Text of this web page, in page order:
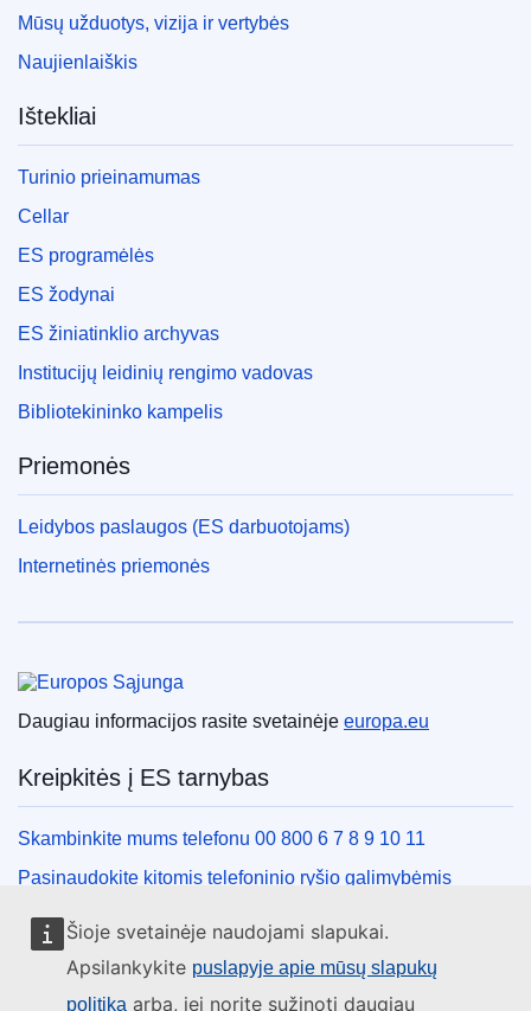
Šioje svetainėje naudojami slapukai.
Apsilankykite puslapyje apie mūsų slapukų
politiką arba, jei norite sužinoti daugiau
Mūsų užduotys, vizija ir vertybės
Naujienlaiškis
Ištekliai
Turinio prieinamumas
Cellar
ES programėlės
ES žodynai
ES žiniatinklio archyvas
Institucijų leidinių rengimo vadovas
Bibliotekininko kampelis
Priemonės
Leidybos paslaugos (ES darbuotojams)
Internetinės priemonės
Europos Sąjunga
Daugiau informacijos rasite svetainėje europa.eu
Kreipkitės į ES tarnybas
Skambinkite mums telefonu 00 800 6 7 8 9 10 11
Pasinaudokite kitomis telefoninio ryšio galimybėmis
Rašykite mums naudodamiesi kontaktine forma
Susitikime viename iš ES biurų